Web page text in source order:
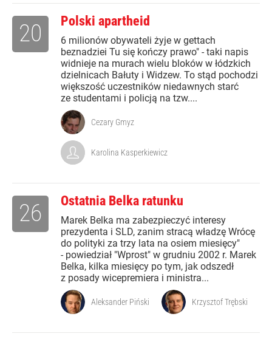
Polski apartheid
6 milionów obywateli żyje w gettach
beznadziei Tu się kończy prawo" - taki napis
widnieje na murach wielu bloków w łódzkich
dzielnicach Bałuty i Widzew. To stąd pochodzi
większość uczestników niedawnych starć
ze studentami i policją na tzw....
20
Cezary Gmyz
Karolina Kasperkiewicz
Ostatnia Belka ratunku
Marek Belka ma zabezpieczyć interesy
prezydenta i SLD, zanim stracą władzę Wrócę
do polityki za trzy lata na osiem miesięcy"
- powiedział "Wprost" w grudniu 2002 r. Marek
Belka, kilka miesięcy po tym, jak odszedł
z posady wicepremiera i ministra...
26
Aleksander Piński Krzysztof Trębski